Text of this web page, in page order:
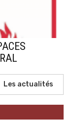
Les actualités